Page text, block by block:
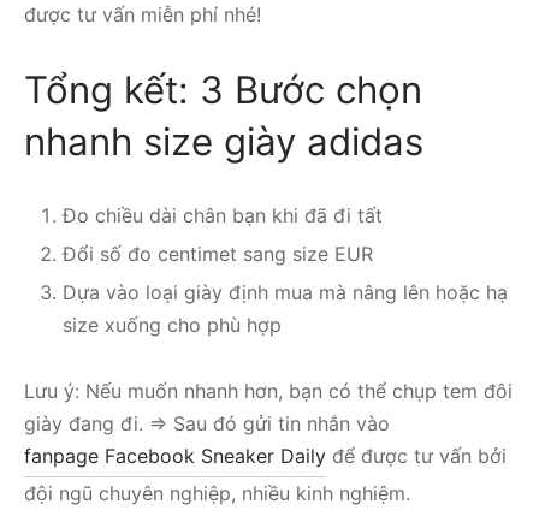
được tư vấn miễn phí nhé!
Tổng kết: 3 Bước chọn
nhanh size giày adidas
Đo chiều dài chân bạn khi đã đi tất
Đổi số đo centimet sang size EUR
Dựa vào loại giày định mua mà nâng lên hoặc hạ
size xuống cho phù hợp
Lưu ý: Nếu muốn nhanh hơn, bạn có thể chụp tem đôi
giày đang đi. => Sau đó gửi tin nhắn vào
fanpage Facebook Sneaker Daily để được tư vấn bởi
đội ngũ chuyên nghiệp, nhiều kinh nghiệm.